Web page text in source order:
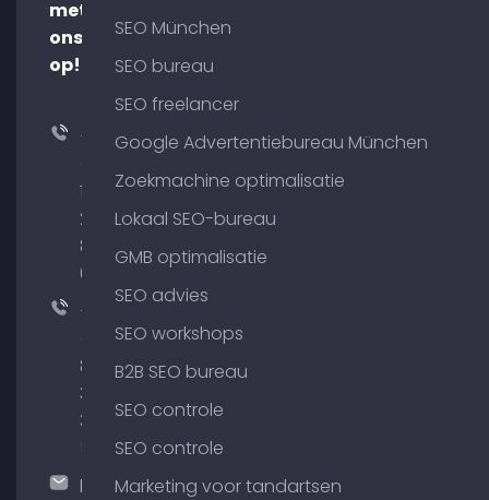
met
ons
op!
+49
176
204
801
64
+49
89
380
375
hallo@timospecht.de
SEO München
SEO bureau
SEO freelancer
Google Advertentiebureau München
Zoekmachine optimalisatie
Lokaal SEO-bureau
GMB optimalisatie
SEO advies
SEO workshops
B2B SEO bureau
SEO controle
SEO controle
Marketing voor tandartsen